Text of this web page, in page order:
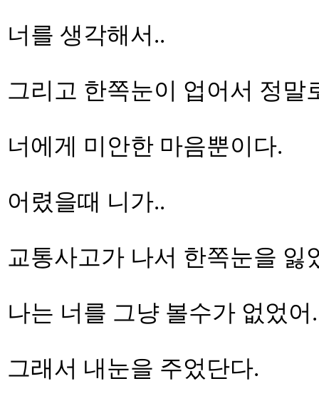
너를 생각해서..
그리고 한쪽눈이 업어서 정말
너에게 미안한 마음뿐이다.
어렸을때 니가..
교통사고가 나서 한쪽눈을 잃
나는 너를 그냥 볼수가 없었어
그래서 내눈을 주었단다.